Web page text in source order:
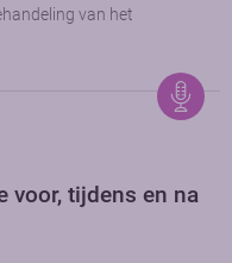
van het
tijdens en na